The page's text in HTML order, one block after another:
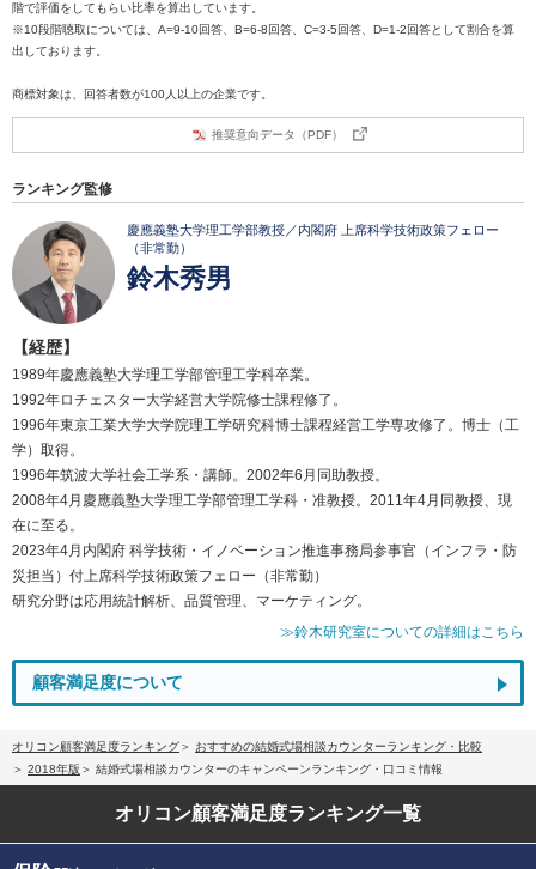
階で評価をしてもらい比率を算出しています。
※10段階聴取については、A=9-10回答、B=6-8回答、C=3-5回答、D=1-2回答として割合を算
出しております。
商標対象は、回答者数が100人以上の企業です。
推奨意向データ（PDF）
ランキング監修
慶應義塾大学理工学部教授／内閣府 上席科学技術政策フェロー
（非常勤）
鈴木秀男
【経歴】
1989年慶應義塾大学理工学部管理工学科卒業。
1992年ロチェスター大学経営大学院修士課程修了。
1996年東京工業大学大学院理工学研究科博士課程経営工学専攻修了。博士（工
学）取得。
1996年筑波大学社会工学系・講師。2002年6月同助教授。
2008年4月慶應義塾大学理工学部管理工学科・准教授。2011年4月同教授、現
在に至る。
2023年4月内閣府 科学技術・イノベーション推進事務局参事官（インフラ・防
災担当）付上席科学技術政策フェロー（非常勤）
研究分野は応用統計解析、品質管理、マーケティング。
≫鈴木研究室についての詳細はこちら
顧客満足度について
オリコン顧客満足度ランキング
おすすめの結婚式場相談カウンターランキング・比較
2018年版
結婚式場相談カウンターのキャンペーンランキング・口コミ情報
オリコン顧客満足度ランキング一覧